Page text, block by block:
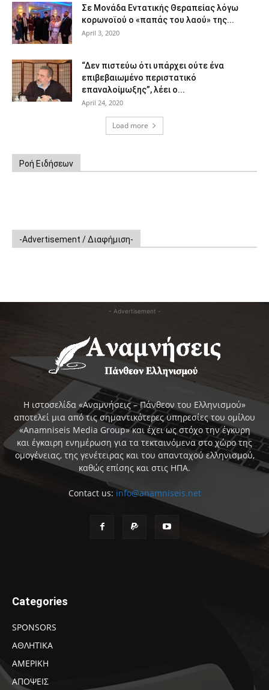
Σε Μονάδα Εντατικής Θεραπείας λόγω
κορωνοϊού ο «παπάς του λαού» της...
April 3, 2020
“Δεν πιστεύω ότι υπάρχει ούτε ένα
επιβεβαιωμένο περιστατικό
επαναλοίμωξης”, λέει ο...
April 24, 2020
Load more
Ροή Ειδήσεων
-Advertisement / Διαφήμιση-
- Advertisement -
Η ιστοσελίδα «Αναμνήσεις – Πάνθεον του Ελληνισμού»
αποτελεί μια από τις σημαντικότερες υπηρεσίες του ομίλου
«Anamniseis Media Group» και έχει ως στόχο την έγκυρη
και έγκαιρη ενημέρωση για τα τεκταινόμενα στο χώρο της
ομογένειας, της γενέτειρας και του απανταχού ελληνισμού,
καθώς επίσης και στις ΗΠΑ.
Contact us: info@anamniseis.net
Categories
SPONSORS
ΑΘΛΗΤΙΚΑ
ΑΜΕΡΙΚΗ
ΑΠΟΨΕΙΣ